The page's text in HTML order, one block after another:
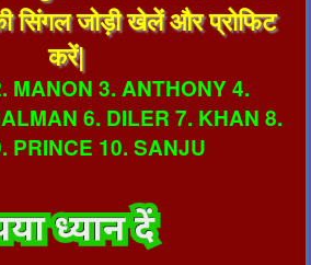
सिंगल जोड़ी खेलें और प्रोफिट
करें|
MANON 3. ANTHONY 4.
6. DILER 7. KHAN 8.
PRINCE 10. SANJU